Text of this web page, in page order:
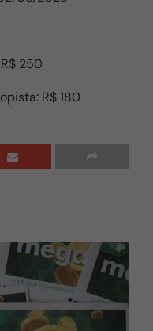
250
R$ 180